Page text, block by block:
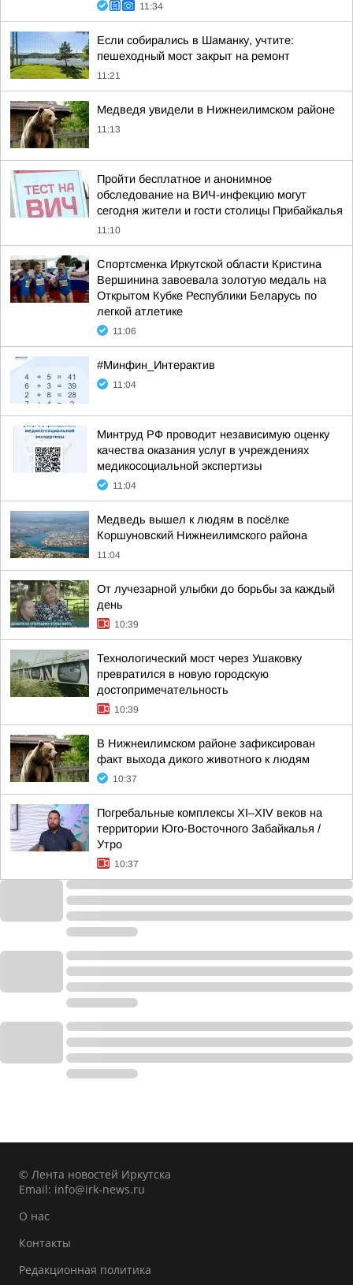
11:34
Если собирались в Шаманку, учтите:
пешеходный мост закрыт на ремонт
11:21
Медведя увидели в Нижнеилимском районе
11:13
Пройти бесплатное и анонимное
обследование на ВИЧ-инфекцию могут
сегодня жители и гости столицы Прибайкалья
11:10
Спортсменка Иркутской области Кристина
Вершинина завоевала золотую медаль на
Открытом Кубке Республики Беларусь по
легкой атлетике
11:06
#Минфин_Интерактив
11:04
Минтруд РФ проводит независимую оценку
качества оказания услуг в учреждениях
медикосоциальной экспертизы
11:04
Медведь вышел к людям в посёлке
Коршуновский Нижнеилимского района
11:04
От лучезарной улыбки до борьбы за каждый
день
10:39
Технологический мост через Ушаковку
превратился в новую городскую
достопримечательность
10:39
В Нижнеилимском районе зафиксирован
факт выхода дикого животного к людям
10:37
Погребальные комплексы XI–XIV веков на
территории Юго-Восточного Забайкалья /
Утро
10:37
© Лента новостей Иркутска
Email: info@irk-news.ru
О нас
Контакты
Редакционная политика